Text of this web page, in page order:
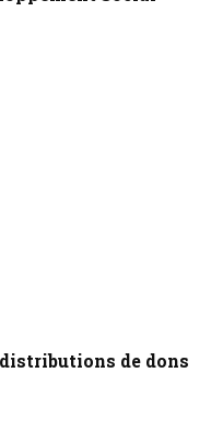
de dons